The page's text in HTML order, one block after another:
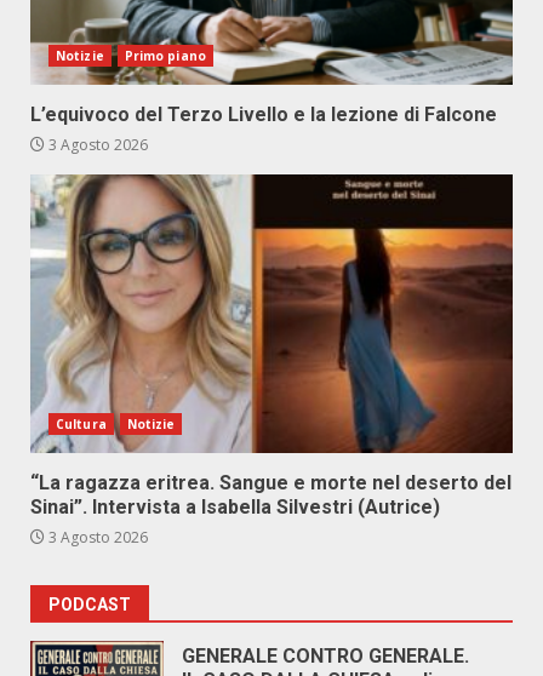
Notizie Primo piano
L’equivoco del Terzo Livello e la lezione di Falcone
3 Agosto 2026
Cultura Notizie
“La ragazza eritrea. Sangue e morte nel deserto del
Sinai”. Intervista a Isabella Silvestri (Autrice)
3 Agosto 2026
PODCAST
GENERALE CONTRO GENERALE.